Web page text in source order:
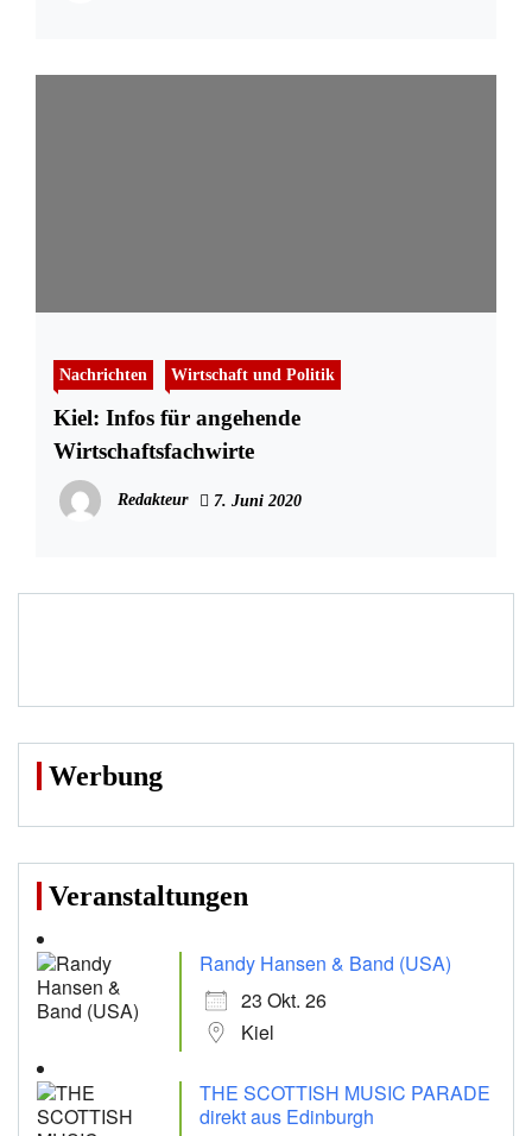
Nachrichten Wirtschaft und Politik
Kiel: Infos für angehende
Wirtschaftsfachwirte
Redakteur 7. Juni 2020
Werbung
Veranstaltungen
Randy Hansen & Band (USA)
23 Okt. 26
Kiel
THE SCOTTISH MUSIC PARADE
direkt aus Edinburgh